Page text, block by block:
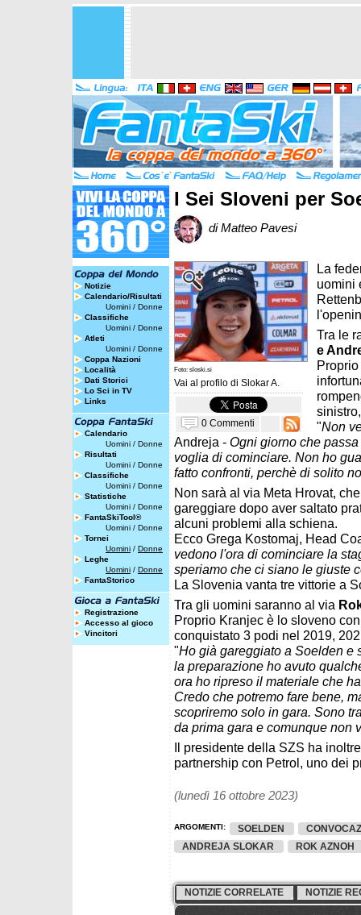
Notizie
Calendario/Risultati
Uomini / Donne
Classifiche
Uomini / Donne
Atleti
Uomini / Donne
Coppa Nazioni
Località
Dati Storici
Lo Sci in TV
Links
Calendario
Uomini / Donne
Risultati
Uomini / Donne
Classifiche
Uomini / Donne
Statistiche
Uomini / Donne
FantaSkiTool®
Uomini / Donne
Tornei
Uomini / Donne
Leghe
Uomini / Donne
FantaStorico
Registrazione
Accesso al gioco
Vincitori
I Sei Sloveni per
di Matteo Pavesi
Foto: sloski.si
Vai al profilo di Slokar A.
0 Commenti
La
uomini
Tra le
e
"Non
Andreja - Ogni giorno che
voglia di cominciare. Non ho
fatto confronti, perchè di solito
Non sarà al via Meta Hrovat,
gareggiare dopo aver saltato
alcuni problemi alla schiena.
Ecco Grega Kostomaj, Head
vedono l'ora di cominciare la
speriamo che ci siano le giuste
La Slovenia vanta tre vittorie a
Tra gli uomini saranno al via
Proprio Kranjec è lo sloveno
conquistato 3 podi nel 2019,
"Ho già gareggiato a Soelden e
la preparazione ho avuto
ora ho ripreso il materiale che
Credo che potremo fare bene,
scopriremo solo in gara. Sono
da prima gara e comunque non
Il presidente della SZS ha
partnership con Petrol, uno dei
(lunedì 16 ottobre 2023)
ARGOMENTI: SOELDEN
ANDREJA SLOKAR
ROK AZNOH
NOTIZIE CORRELATE NOTIZIE